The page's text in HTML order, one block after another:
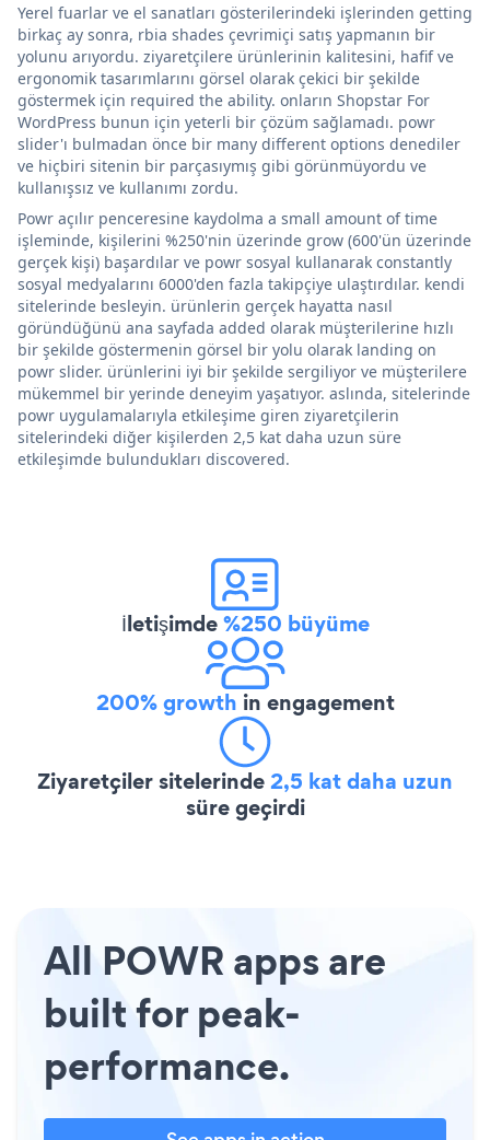
Yerel fuarlar ve el sanatları gösterilerindeki işlerinden getting
birkaç ay sonra, rbia shades çevrimiçi satış yapmanın bir
yolunu arıyordu. ziyaretçilere ürünlerinin kalitesini, hafif ve
ergonomik tasarımlarını görsel olarak çekici bir şekilde
göstermek için required the ability. onların Shopstar For
WordPress bunun için yeterli bir çözüm sağlamadı. powr
slider'ı bulmadan önce bir many different options denediler
ve hiçbiri sitenin bir parçasıymış gibi görünmüyordu ve
kullanışsız ve kullanımı zordu.
Powr açılır penceresine kaydolma a small amount of time
işleminde, kişilerini %250'nin üzerinde grow (600'ün üzerinde
gerçek kişi) başardılar ve powr sosyal kullanarak constantly
sosyal medyalarını 6000'den fazla takipçiye ulaştırdılar. kendi
sitelerinde besleyin. ürünlerin gerçek hayatta nasıl
göründüğünü ana sayfada added olarak müşterilerine hızlı
bir şekilde göstermenin görsel bir yolu olarak landing on
powr slider. ürünlerini iyi bir şekilde sergiliyor ve müşterilere
mükemmel bir yerinde deneyim yaşatıyor. aslında, sitelerinde
powr uygulamalarıyla etkileşime giren ziyaretçilerin
sitelerindeki diğer kişilerden 2,5 kat daha uzun süre
etkileşimde bulundukları discovered.
İletişimde%250 büyüme
200% growth in engagement
Ziyaretçiler sitelerinde2,5 kat daha uzun
süre geçirdi
All POWR apps are
built for peak-
performance.